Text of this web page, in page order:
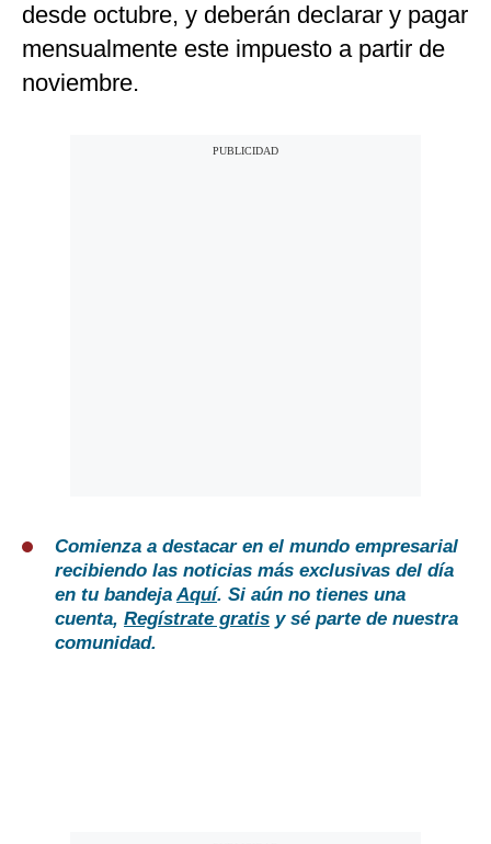
desde octubre, y deberán declarar y pagar
mensualmente este impuesto a partir de
noviembre.
Comienza a destacar en el mundo empresarial
recibiendo las noticias más exclusivas del día
en tu bandejaAquí. Si aún no tienes una
cuenta, Regístrate gratis y sé parte de nuestra
comunidad.